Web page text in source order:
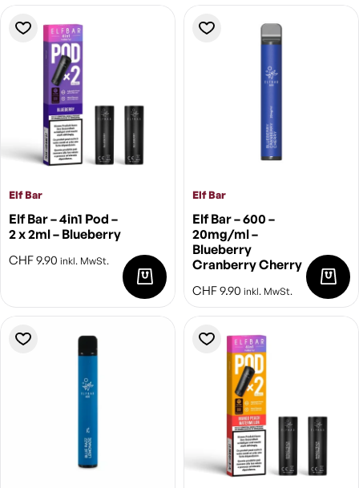
Elf Bar
Elf Bar – 4in1 Pod –
2 x 2ml – Blueberry
CHF9.90 inkl. MwSt.
Elf Bar
Elf Bar – 600 –
20mg/ml –
Blueberry
Cranberry Cherry
CHF9.90 inkl. MwSt.